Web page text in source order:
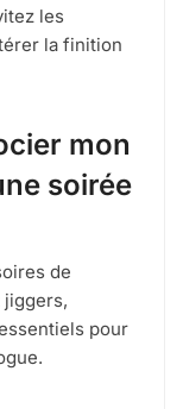
les
la finition
mon
soirée
de
jiggers,
pour